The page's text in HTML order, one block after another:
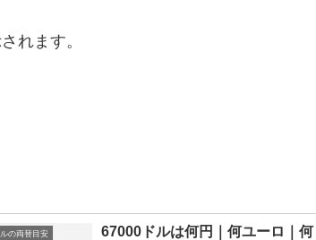
れます。
ルの両替目安
67000ドルは何円｜何ユーロ｜何